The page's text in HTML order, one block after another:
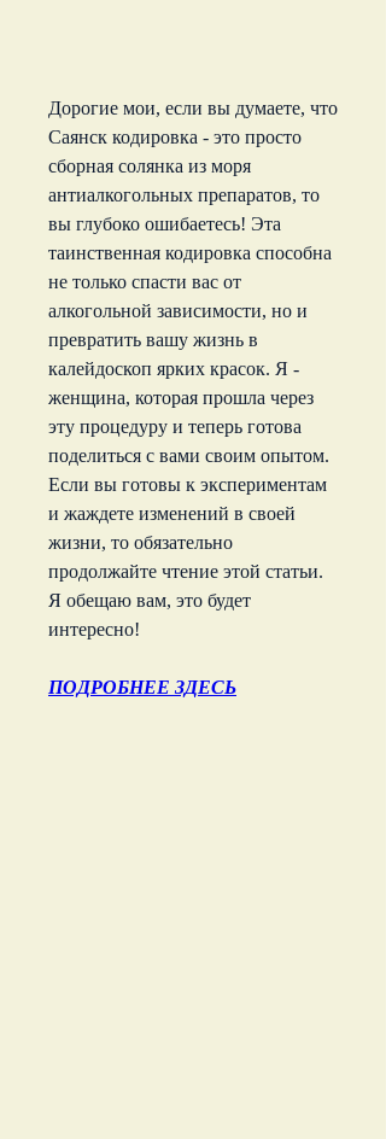
Дорогие мои, если вы думаете, что
Саянск кодировка - это просто
сборная солянка из моря
антиалкогольных препаратов, то
вы глубоко ошибаетесь! Эта
таинственная кодировка способна
не только спасти вас от
алкогольной зависимости, но и
превратить вашу жизнь в
калейдоскоп ярких красок. Я -
женщина, которая прошла через
эту процедуру и теперь готова
поделиться с вами своим опытом.
Если вы готовы к экспериментам
и жаждете изменений в своей
жизни, то обязательно
продолжайте чтение этой статьи.
Я обещаю вам, это будет
интересно!
ПОДРОБНЕЕ ЗДЕСЬ